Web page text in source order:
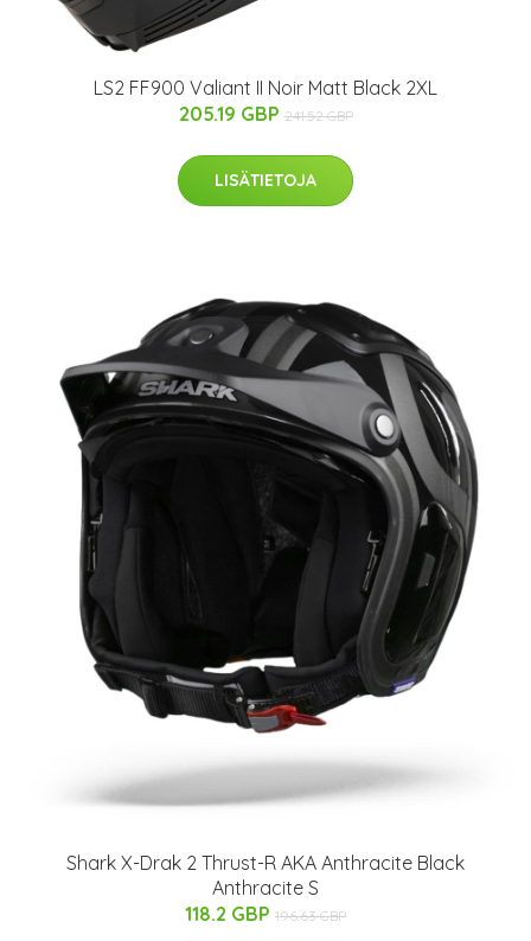
LS2 FF900 Valiant II Noir Matt Black 2XL
205.19 GBP 241.52 GBP
LISÄTIETOJA
Shark X-Drak 2 Thrust-R AKA Anthracite Black
Anthracite S
118.2 GBP 196.63 GBP